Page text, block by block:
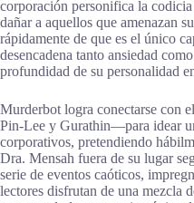
corporación personifica la
dañar a aquellos que amenazan
rápidamente de que es el único
desencadena tanto ansiedad
profundidad de su personalidad
Murderbot logra conectarse con
Pin-Lee y Gurathin—para idear
corporativos, pretendiendo
Dra. Mensah fuera de su lugar
serie de eventos caóticos,
lectores disfrutan de una mezcla